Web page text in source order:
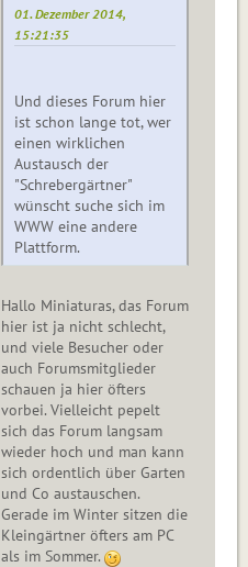
01. Dezember 2014,
15:21:35
Und dieses Forum hier
ist schon lange tot, wer
einen wirklichen
Austausch der
"Schrebergärtner"
wünscht suche sich im
WWW eine andere
Plattform.
Hallo Miniaturas, das Forum
hier ist ja nicht schlecht,
und viele Besucher oder
auch Forumsmitglieder
schauen ja hier öfters
vorbei. Vielleicht pepelt
sich das Forum langsam
wieder hoch und man kann
sich ordentlich über Garten
und Co austauschen.
Gerade im Winter sitzen die
Kleingärtner öfters am PC
als im Sommer.